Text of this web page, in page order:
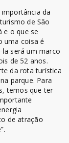
da
de São
e o que se
uma coisa é
la será um marco
de 52 anos.
da rota turística
parque. Para
temos que ter
de atração